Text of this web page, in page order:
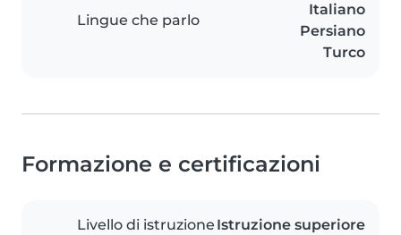
Lingue che parlo
Italiano
Persiano
Turco
Formazione e certificazioni
Livello di istruzione Istruzione superiore